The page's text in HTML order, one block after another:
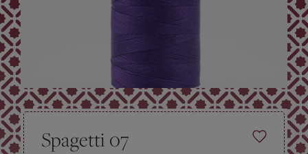
Spagetti 07